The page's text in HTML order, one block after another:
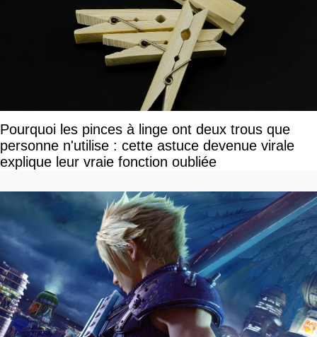
Pourquoi les pinces à linge ont deux trous que
personne n'utilise : cette astuce devenue virale
explique leur vraie fonction oubliée